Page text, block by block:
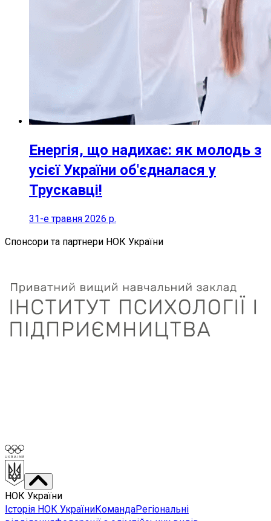
Енергія, що надихає: як молодь з
усієї України об'єдналася у
Трускавці!
31-е травня 2026 р.
Спонсори та партнери НОК України
НОК України
Історія НОК УкраїниКомандаРегіональні